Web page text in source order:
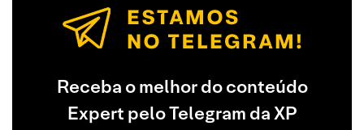
Receba o melhor do conteúdo
Expert pelo Telegram da XP